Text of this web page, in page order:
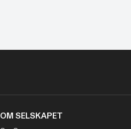
OM SELSKAPET